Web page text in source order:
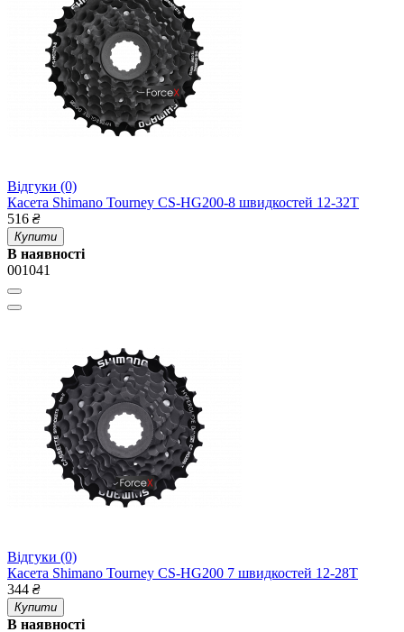
Відгуки (0)
Касета Shimano Tourney CS-HG200-8 швидкостей 12-32T
516 ₴
Купити
В наявності
001041
Відгуки (0)
Касета Shimano Tourney CS-HG200 7 швидкостей 12-28T
344 ₴
Купити
В наявності